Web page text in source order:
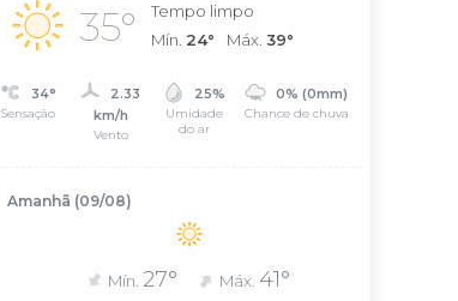
35°
Tempo limpo
Mín. 24° Máx. 39°
34°
Sensação
2.33
km/h
Vento
25%
Umidade
do ar
0% (0mm)
Chance de chuva
Amanhã (09/08)
Mín. 27° Máx. 41°